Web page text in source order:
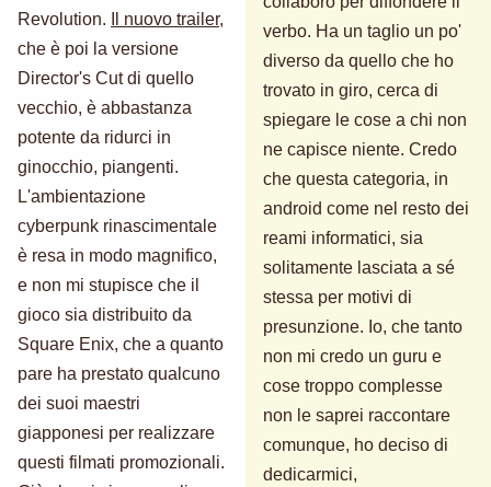
Revolution. Il nuovo trailer,
che è poi la versione
Director's Cut di quello
vecchio, è abbastanza
potente da ridurci in
ginocchio, piangenti.
L'ambientazione
cyberpunk rinascimentale
è resa in modo magnifico,
e non mi stupisce che il
gioco sia distribuito da
Square Enix, che a quanto
pare ha prestato qualcuno
dei suoi maestri
giapponesi per realizzare
questi filmati promozionali.
verbo. Ha un taglio un po'
diverso da quello che ho
trovato in giro, cerca di
spiegare le cose a chi non
ne capisce niente. Credo
che questa categoria, in
android come nel resto dei
reami informatici, sia
solitamente lasciata a sé
stessa per motivi di
presunzione. Io, che tanto
non mi credo un guru e
cose troppo complesse
non le saprei raccontare
comunque, ho deciso di
dedicarmici,